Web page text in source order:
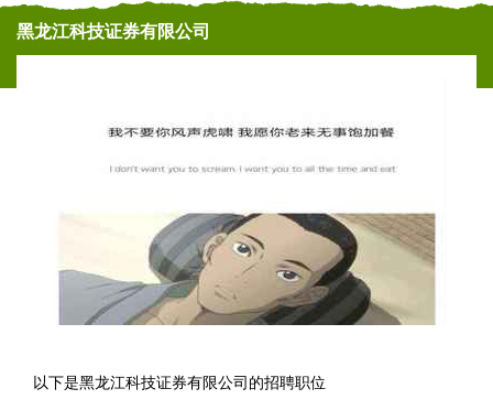
黑龙江科技证券有限公司
以下是黑龙江科技证券有限公司的招聘职位